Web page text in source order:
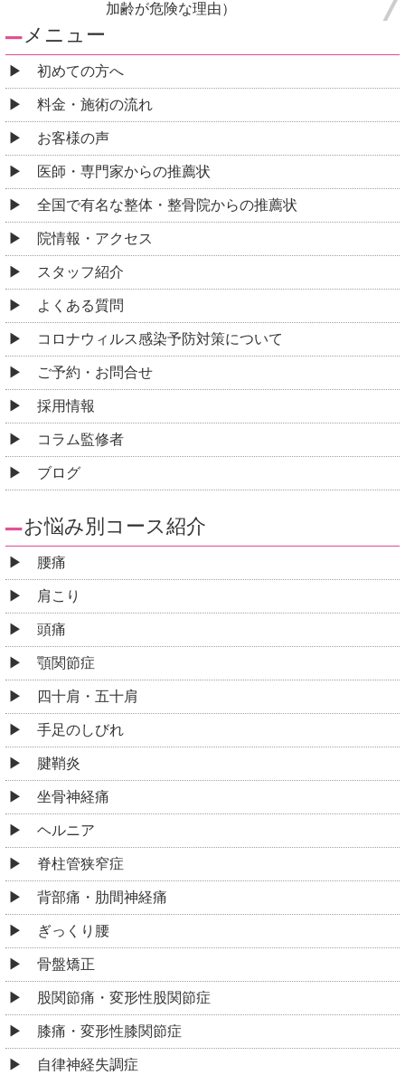
加齢が危険な理由）
メニュー
初めての方へ
料金・施術の流れ
お客様の声
医師・専門家からの推薦状
全国で有名な整体・整骨院からの推薦状
院情報・アクセス
スタッフ紹介
よくある質問
コロナウィルス感染予防対策について
ご予約・お問合せ
採用情報
コラム監修者
ブログ
お悩み別コース紹介
腰痛
肩こり
頭痛
顎関節症
四十肩・五十肩
手足のしびれ
腱鞘炎
坐骨神経痛
ヘルニア
脊柱管狭窄症
背部痛・肋間神経痛
ぎっくり腰
骨盤矯正
股関節痛・変形性股関節症
膝痛・変形性膝関節症
自律神経失調症